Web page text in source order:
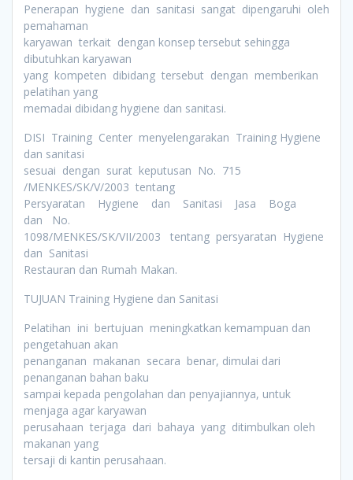
Penerapan hygiene dan sanitasi sangat dipengaruhi oleh
pemahaman
karyawan terkait dengan konsep tersebut sehingga
dibutuhkan karyawan
yang kompeten dibidang tersebut dengan memberikan
pelatihan yang
memadai dibidang hygiene dan sanitasi.
DISI Training Center menyelengarakan Training Hygiene
dan sanitasi
sesuai dengan surat keputusan No. 715
/MENKES/SK/V/2003 tentang
Persyaratan Hygiene dan Sanitasi Jasa Boga
dan No.
1098/MENKES/SK/VII/2003 tentang persyaratan Hygiene
dan Sanitasi
Restauran dan Rumah Makan.
TUJUAN Training Hygiene dan Sanitasi
Pelatihan ini bertujuan meningkatkan kemampuan dan
pengetahuan akan
penanganan makanan secara benar, dimulai dari
penanganan bahan baku
sampai kepada pengolahan dan penyajiannya, untuk
menjaga agar karyawan
perusahaan terjaga dari bahaya yang ditimbulkan oleh
makanan yang
tersaji di kantin perusahaan.